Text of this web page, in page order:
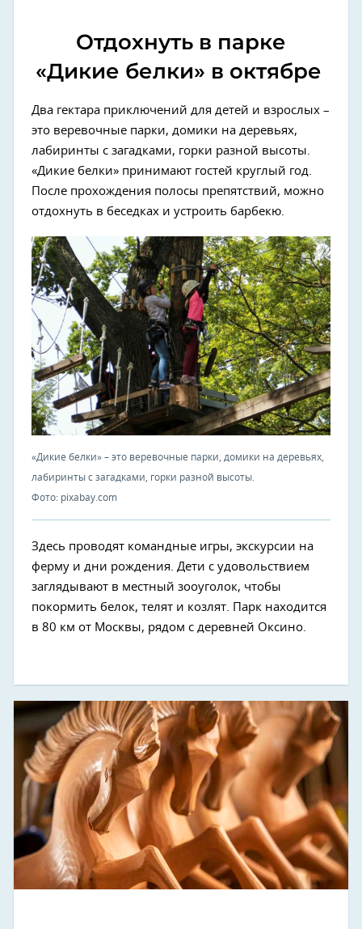
Отдохнуть в парке
«Дикие белки» в октябре
Два гектара приключений для детей и взрослых –
это веревочные парки, домики на деревьях,
лабиринты с загадками, горки разной высоты.
«Дикие белки» принимают гостей круглый год.
После прохождения полосы препятствий, можно
отдохнуть в беседках и устроить барбекю.
«Дикие белки» – это веревочные парки, домики на деревьях,
лабиринты с загадками, горки разной высоты.
Фото: pixabay.com
Здесь проводят командные игры, экскурсии на
ферму и дни рождения. Дети с удовольствием
заглядывают в местный зооуголок, чтобы
покормить белок, телят и козлят. Парк находится
в 80 км от Москвы, рядом с деревней Оксино.